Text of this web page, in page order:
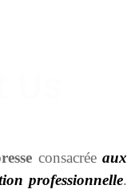
consacrée aux
professionnelle.